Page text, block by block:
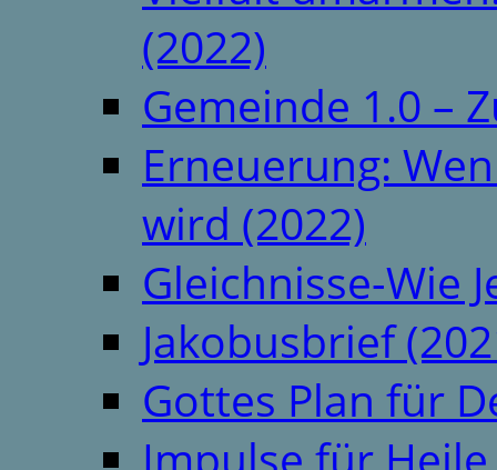
(2022)
Gemeinde 1.0 –
Erneuerung:
wird (2022)
Gleichnisse-Wie
Jakobusbrief
Gottes Plan für